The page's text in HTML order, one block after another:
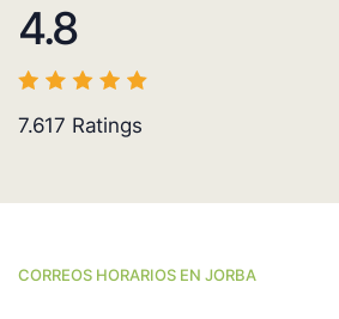
4.8
7.617 Ratings
CORREOS HORARIOS EN JORBA